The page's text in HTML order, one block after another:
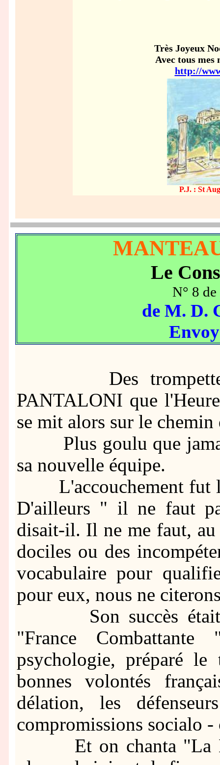
Très Joyeux
Avec tous
http://
P.J. : St
Le
N° 8
de M. D.
Des trompettes
PANTALONI que
se mit alors sur le chemin
Plus goulu que
sa nouvelle équipe.
L'accouchement fut
D'ailleurs " il ne faut
disait-il. Il ne me faut, au
dociles ou des
vocabulaire pour
pour eux, nous ne
Son succès était
"France
psychologie, préparé
bonnes volontés
délation, les
compromissions socialo -
Et on chanta "La